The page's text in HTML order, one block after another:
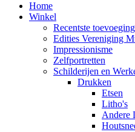
Home
Winkel
Recentste
Edities Vereniging
Impressionisme
Zelfportretten
Schilderijen en
Drukken
Etsen
Litho's
Andere